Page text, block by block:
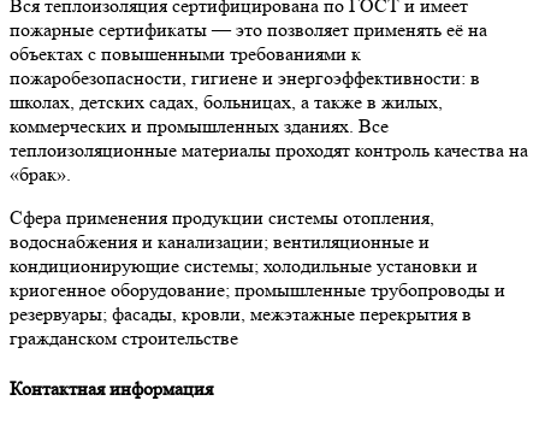
Вся теплоизоляция сертифицирована по ГОСТ и имеет
пожарные сертификаты — это позволяет применять её на
объектах с повышенными требованиями к
пожаробезопасности, гигиене и энергоэффективности: в
школах, детских садах, больницах, а также в жилых,
коммерческих и промышленных зданиях. Все
теплоизоляционные материалы проходят контроль качества на
«брак».
Сфера применения продукции системы отопления,
водоснабжения и канализации; вентиляционные и
кондиционирующие системы; холодильные установки и
криогенное оборудование; промышленные трубопроводы и
резервуары; фасады, кровли, межэтажные перекрытия в
гражданском строительстве
Контактная информация